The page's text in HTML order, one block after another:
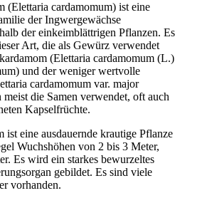
(Elettaria cardamomum) ist eine
der Ingwergewächse
der einkeimblättrigen Pflanzen. Es
Art, die als Gewürz verwendet
(Elettaria cardamomum (L.)
und der weniger wertvolle
cardamomum var. major
die Samen verwendet, oft auch
Kapselfrüchte.
ist eine ausdauernde krautige Pflanze
Wuchshöhen von 2 bis 3 Meter,
Es wird ein starkes bewurzeltes
gebildet. Es sind viele
vorhanden.